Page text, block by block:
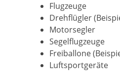
Flugzeuge
Drehflügler
Motorsegler
Segelflugzeuge
Freiballone
Luftsportgeräte